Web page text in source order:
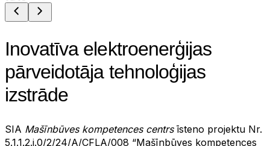
Inovatīva elektroenerģijas
pārveidotāja tehnoloģijas
izstrāde
SIA Mašīnbūves kompetences centrsīsteno projektu Nr.
5.1.1.2.i.0/2/24/A/CFLA/008 “Mašīnbūves kompetences